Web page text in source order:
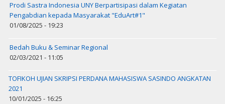
Prodi Sastra Indonesia UNY Berpartisipasi dalam Kegiatan
Pengabdian kepada Masyarakat "EduArt#1"
01/08/2025 - 19:23
Bedah Buku & Seminar Regional
02/03/2021 - 11:05
TOFIKOH UJIAN SKRIPSI PERDANA MAHASISWA SASINDO ANGKATAN
2021
10/01/2025 - 16:25